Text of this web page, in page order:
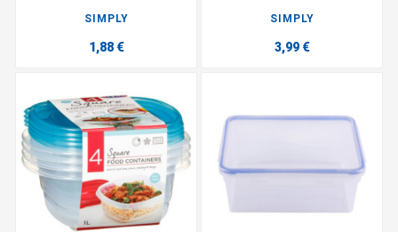
SIMPLY
1,88 €
SIMPLY
3,99 €